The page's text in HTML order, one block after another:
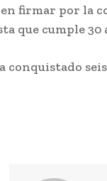
firmar por la
que cumple
seis